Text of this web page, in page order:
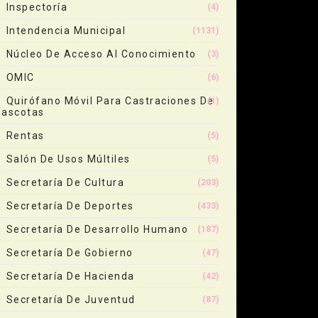
Inspectoría (4)
Intendencia Municipal (1131)
Núcleo De Acceso Al Conocimiento (3)
OMIC (6)
Quirófano Móvil Para Castraciones De(1)
Rentas (5)
Salón De Usos Múltiles (5)
Secretaría De Cultura (203)
Secretaría De Deportes (433)
Secretaría De Desarrollo Humano (187)
Secretaría De Gobierno (47)
Secretaría De Hacienda (42)
Secretaría De Juventud (87)